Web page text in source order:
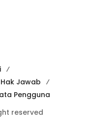
Jawab
Pengguna
reserved